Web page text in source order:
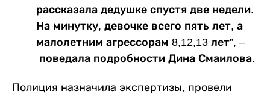
рассказала дедушке спустя две недели.
На минутку, девочке всего пять лет, а
малолетним агрессорам 8,12,13 лет”, –
поведала подробности Дина Смаилова.
Полиция назначила экспертизы, провели